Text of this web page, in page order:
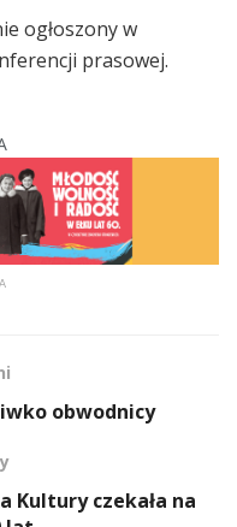
ogłoszony w
prasowej.
obwodnicy
Kultury czekała na